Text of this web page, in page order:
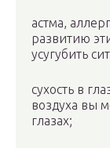
астма,
развитию
усугубить
сухость в
воздуха вы
глазах;